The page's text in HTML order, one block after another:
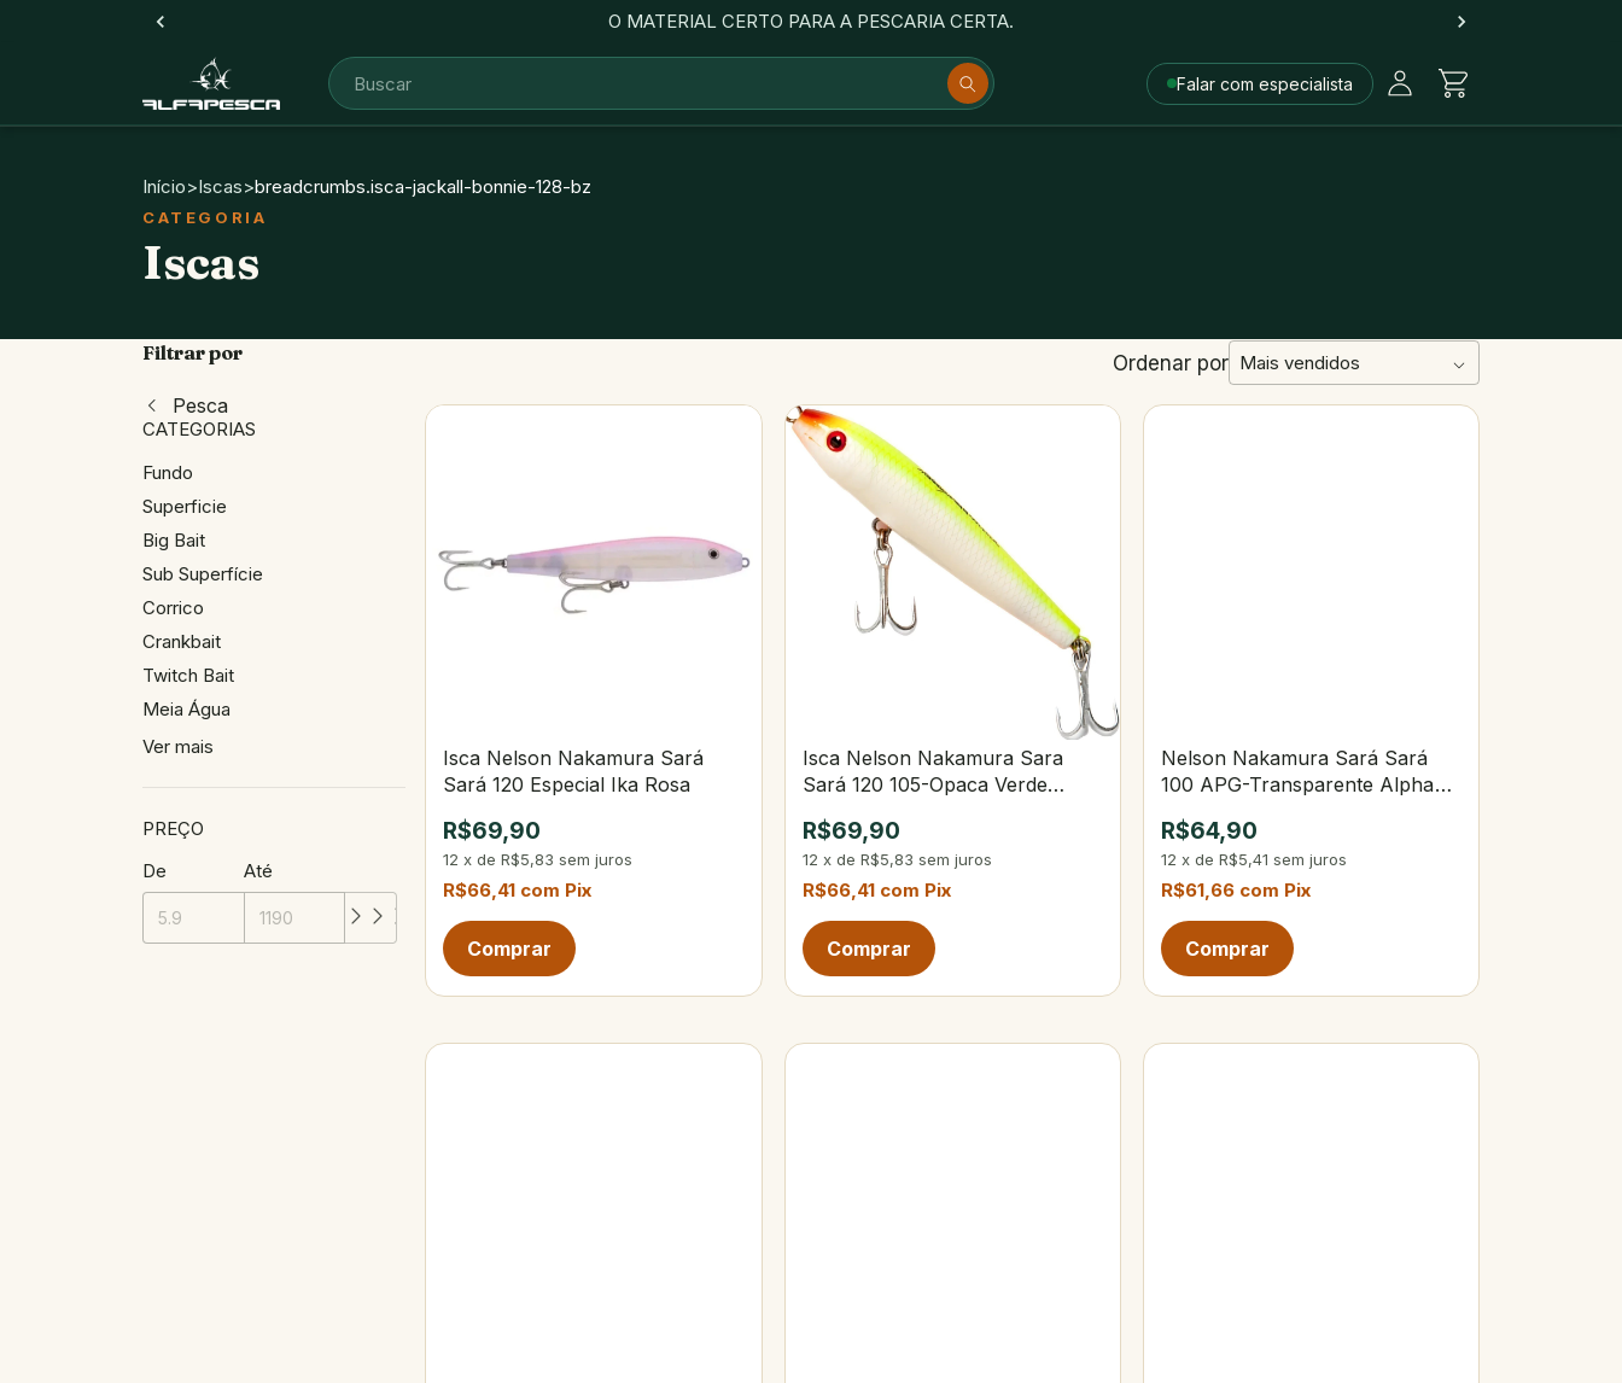
O MATERIAL CERTO PARA A PESCARIA CERTA.
Falar com especialista
Início>Iscas>breadcrumbs.isca-jackall-bonnie-128-bz
Iscas
Filtrar por
Pesca
CATEGORIAS
Fundo
Superficie
Big Bait
Sub Superfície
Corrico
Crankbait
Twitch Bait
Meia Água
Ver mais
PREÇO
De
Até
Ordenar por
Isca Nelson Nakamura Sará
Sará 120 Especial Ika Rosa
R$69,90
12 xdeR$5,83 sem juros
R$66,41 com Pix
Isca Nelson Nakamura Sara
Sará 120 105-Opaca Verde
R$69,90
12 x de R$5,83 sem juros
R$66,41 com Pix
Nelson Nakamura Sará Sará
100 APG-Transparente Alpha
R$64,90
12 x de R$5,41 sem juros
R$61,66 com Pix